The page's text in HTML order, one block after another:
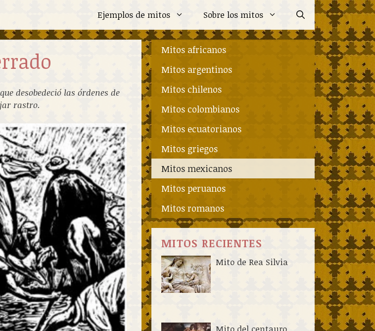
Ejemplos de mitos Sobre los mitos
desobedeció las órdenes de
rastro.
Mitos africanos
Mitos argentinos
Mitos chilenos
Mitos colombianos
Mitos ecuatorianos
Mitos griegos
Mitos mexicanos
Mitos peruanos
Mitos romanos
MITOS RECIENTES
Mito de Rea Silvia